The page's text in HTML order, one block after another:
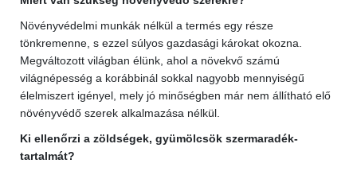
Növényvédelmi munkák nélkül a termés egy része
tönkremenne, s ezzel súlyos gazdasági károkat okozna.
Megváltozott világban élünk, ahol a növekvő számú
világnépesség a korábbinál sokkal nagyobb mennyiségű
élelmiszert igényel, mely jó minőségben már nem állítható elő
növényvédő szerek alkalmazása nélkül.
Ki ellenőrzi a zöldségek, gyümölcsök szermaradék-
tartalmát?